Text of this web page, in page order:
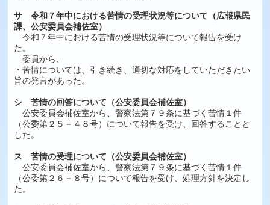
サ 令和７年中における苦情の受理状況等について（広報県民
課、公安委員会補佐室）
令和７年中における苦情の受理状況等について報告を受け
た。
委員から、
・苦情については、引き続き、適切な対応をしていただきたい
旨の発言があった。
シ 苦情の回答について（公安委員会補佐室）
公安委員会補佐室から、警察法第７９条に基づく苦情１件
（公委第２５－４８号）について報告を受け、回答することと
した。
ス 苦情の受理について（公安委員会補佐室）
公安委員会補佐室から、警察法第７９条に基づく苦情１件
（公委第２６－８号）について報告を受け、処理方針を決定し
た。